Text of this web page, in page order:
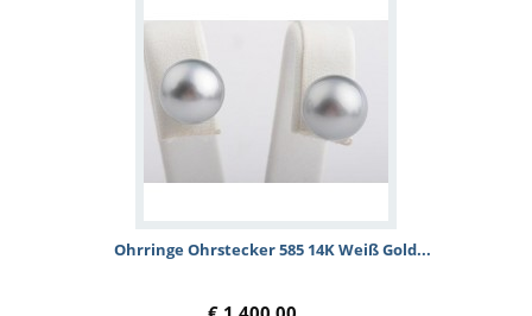
Ohrringe Ohrstecker 585 14K Weiß Gold...